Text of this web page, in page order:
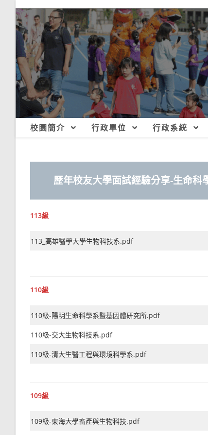
校園簡介 行政單位 行政系統
歷年校友大學面試經驗分享-生命科
113級
113_高雄醫學大學生物科技系.pdf
110級
110級-陽明生命科學系暨基因體研究所.pdf
110級-交大生物科技系.pdf
110級-清大生醫工程與環境科學系.pdf
109級
109級-東海大學畜產與生物科技.pdf